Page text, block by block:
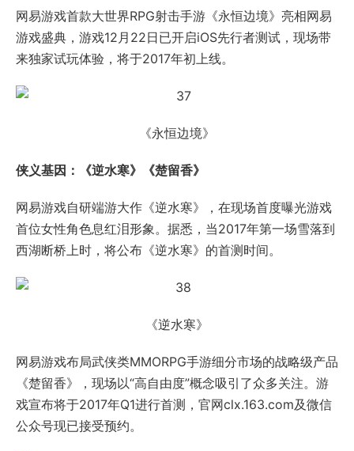
网易游戏自研端游大作《逆水寒》，在现场首度曝光游戏
首位女性角色息红泪形象。据悉，当2017年第一场雪落到
西湖断桥上时，将公布《逆水寒》的首测时间。
《逆水寒》
网易游戏布局武侠类MMORPG手游细分市场的战略级产品
戏宣布将于2017年Q1进行首测，官网clx.163.com及微信
公众号现已接受预约。
游
《龙魂时刻》是一款全新的3D无锁定动作网游，将于
2017年Q1开启“领衔封测”，届时将上线全新职业，莎萝